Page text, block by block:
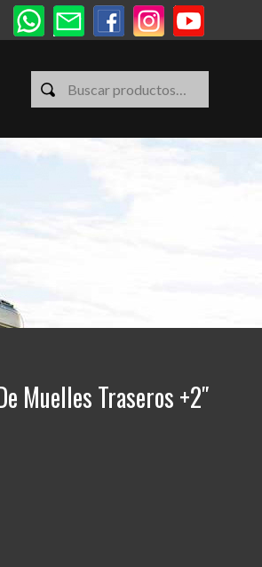
Muelles Traseros +2″